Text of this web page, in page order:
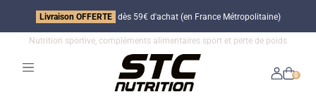
Livraison OFFERTE dès 59€ d'achat (en France Métropolitaine)
Nutrition sportive, compléments alimentaires sport et perte de poids
0